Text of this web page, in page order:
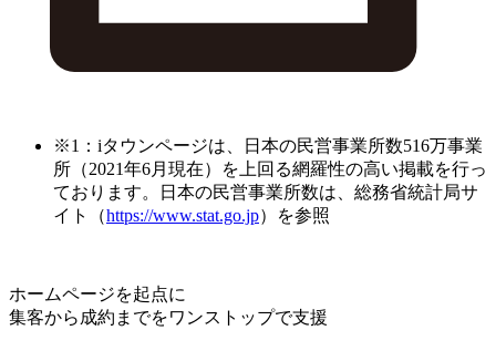
※1：iタウンページは、日本の民営事業所数516万事業
所（2021年6月現在）を上回る網羅性の高い掲載を行っ
ております。日本の民営事業所数は、総務省統計局サ
イト（https://www.stat.go.jp）を参照
ホームページを起点に
集客から成約までをワンストップで支援